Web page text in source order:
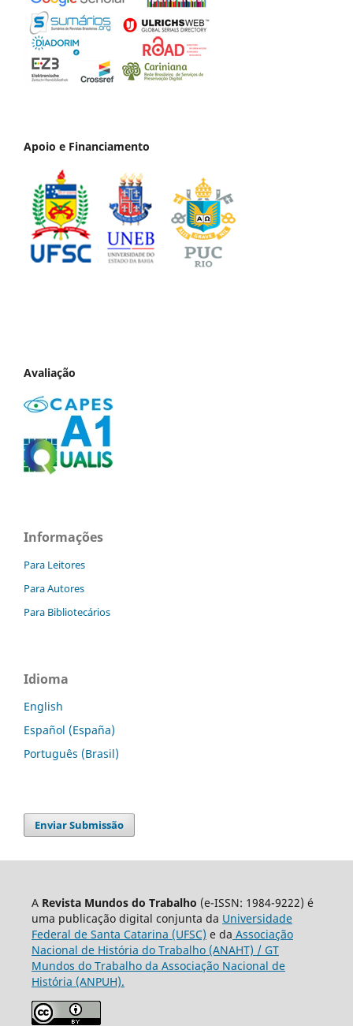
Apoio e Financiamento
Avaliação
Informações
Para Leitores
Para Autores
Para Bibliotecários
Idioma
English
Español (España)
Português (Brasil)
Enviar Submissão
A Revista Mundos do Trabalho (e-ISSN: 1984-9222) é
uma publicação digital conjunta da Universidade
Federal de Santa Catarina (UFSC) e da Associação
Nacional de História do Trabalho (ANAHT) / GT
Mundos do Trabalho da Associação Nacional de
História (ANPUH).